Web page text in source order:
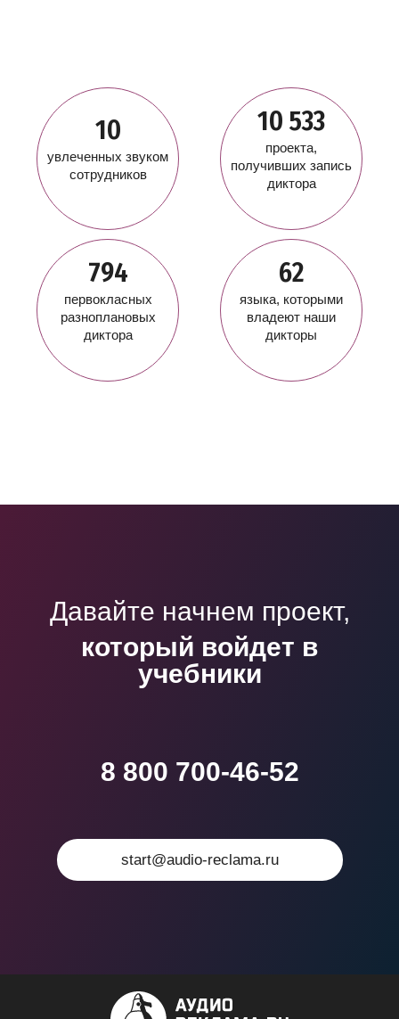
10
увлеченных звуком
сотрудников
10 533
проекта,
получивших запись
диктора
794
первокласных
разноплановых
диктора
62
языка, которыми
владеют наши
дикторы
Давайте начнем проект,
который войдет в
учебники
8 800 700-46-52
start@audio-reclama.ru